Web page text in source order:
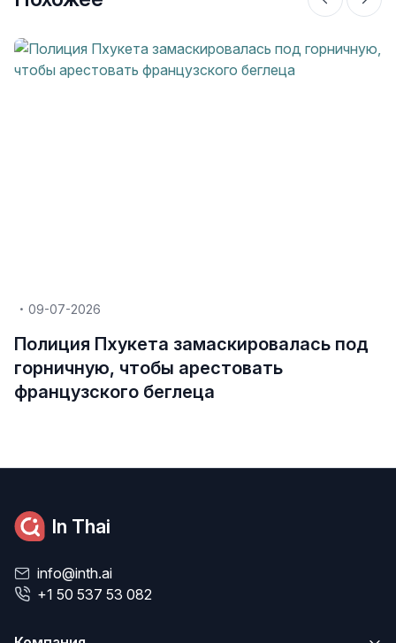
09-07-2026
Полиция Пхукета замаскировалась под
горничную, чтобы арестовать
французского беглеца
In Thai
info@inth.ai
+1 50 537 53 082